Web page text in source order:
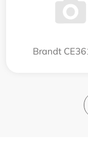
Brandt